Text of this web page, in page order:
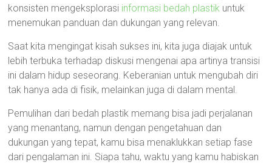
konsisten mengeksplorasi informasi bedah plastik untuk
menemukan panduan dan dukungan yang relevan.
Saat kita mengingat kisah sukses ini, kita juga diajak untuk
lebih terbuka terhadap diskusi mengenai apa artinya transisi
ini dalam hidup seseorang. Keberanian untuk mengubah diri
tak hanya ada di fisik, melainkan juga di dalam mental.
Pemulihan dari bedah plastik memang bisa jadi perjalanan
yang menantang, namun dengan pengetahuan dan
dukungan yang tepat, kamu bisa menaklukkan setiap fase
dari pengalaman ini. Siapa tahu, waktu yang kamu habiskan